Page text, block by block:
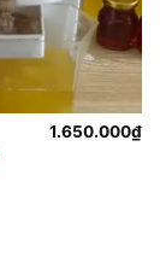
1.650.000₫